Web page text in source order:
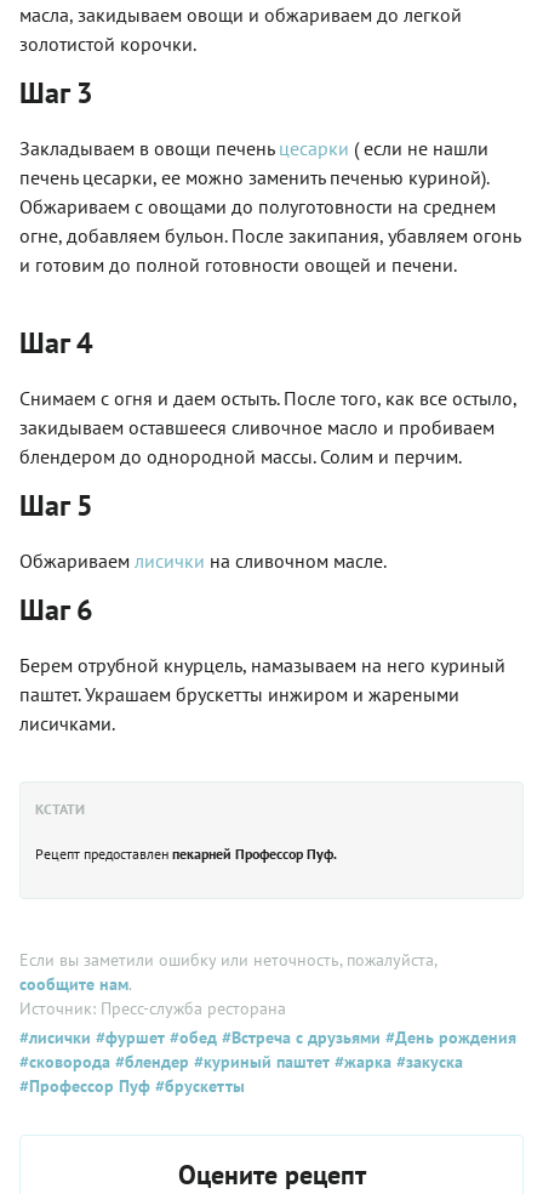
масла, закидываем овощи и обжариваем до легкой
золотистой корочки.
Шаг 3
Закладываем в овощи печень цесарки ( если не нашли
печень цесарки, ее можно заменить печенью куриной).
Обжариваем с овощами до полуготовности на среднем
огне, добавляем бульон. После закипания, убавляем огонь
и готовим до полной готовности овощей и печени.
Шаг 4
Снимаем с огня и даем остыть. После того, как все остыло,
закидываем оставшееся сливочное масло и пробиваем
блендером до однородной массы. Солим и перчим.
Шаг 5
Обжариваем лисички на сливочном масле.
Шаг 6
Берем отрубной кнурцель, намазываем на него куриный
паштет. Украшаем брускетты инжиром и жареными
лисичками.
КСТАТИ
Рецепт предоставлен пекарней Профессор Пуф.
Если вы заметили ошибку или неточность, пожалуйста,
сообщите нам.
Источник: Пресс-служба ресторана
#лисички #фуршет #обед #Встреча с друзьями #День рождения
#сковорода #блендер #куриный паштет #жарка #закуска
#Профессор Пуф #брускетты
Оцените рецепт